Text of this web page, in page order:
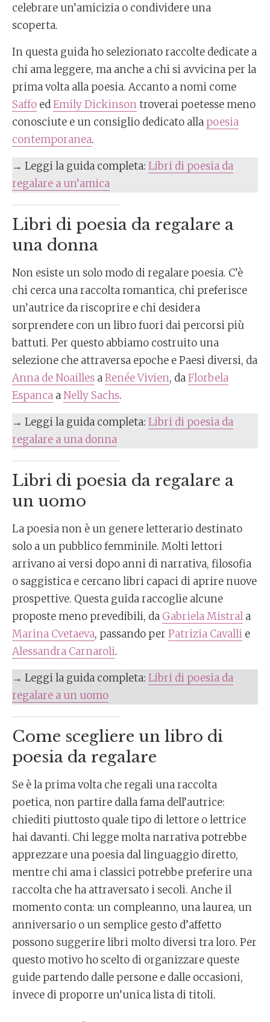
celebrare un’amicizia o condividere una
scoperta.
In questa guida ho selezionato raccolte dedicate a
chi ama leggere, ma anche a chi si avvicina per la
prima volta alla poesia. Accanto a nomi come
Saffo edEmily Dickinsontroverai poetesse meno
conosciute e un consiglio dedicato alla poesia
contemporanea.
→ Leggi la guida completa: Libri di poesia da
regalare a un’amica
Libri di poesia da regalare a
una donna
Non esiste un solo modo di regalare poesia. C’è
chi cerca una raccolta romantica, chi preferisce
un’autrice da riscoprire e chi desidera
sorprendere con un libro fuori dai percorsi più
battuti. Per questo abbiamo costruito una
selezione che attraversa epoche e Paesi diversi, da
Anna de Noailles aRenée Vivien, daFlorbela
Espanca aNelly Sachs.
→ Leggi la guida completa: Libri di poesia da
regalare a una donna
Libri di poesia da regalare a
un uomo
La poesia non è un genere letterario destinato
solo a un pubblico femminile. Molti lettori
arrivano ai versi dopo anni di narrativa, filosofia
o saggistica e cercano libri capaci di aprire nuove
prospettive. Questa guida raccoglie alcune
proposte meno prevedibili, da Gabriela Mistral a
Marina Cvetaeva, passando per Patrizia Cavalli e
Alessandra Carnaroli.
→ Leggi la guida completa: Libri di poesia da
regalare a un uomo
Come scegliere un libro di
poesia da regalare
Se è la prima volta che regali una raccolta
poetica, non partire dalla fama dell’autrice:
chiediti piuttosto quale tipo di lettore o lettrice
hai davanti. Chi legge molta narrativa potrebbe
apprezzare una poesia dal linguaggio diretto,
mentre chi ama i classici potrebbe preferire una
raccolta che ha attraversato i secoli. Anche il
momento conta: un compleanno, una laurea, un
anniversario o un semplice gesto d’affetto
possono suggerire libri molto diversi tra loro. Per
questo motivo ho scelto di organizzare queste
guide partendo dalle persone e dalle occasioni,
invece di proporre un’unica lista di titoli.